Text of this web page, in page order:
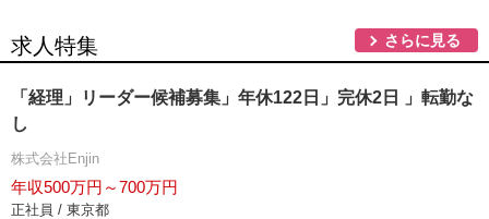
求人特集 さらに見る
「経理」リーダー候補募集」年休122日」完休2日 」転勤な
し
株式会社Enjin
年収500万円～700万円
正社員 / 東京都